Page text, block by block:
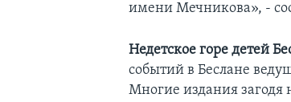
имени Мечникова», -
Недетское горе детей
событий в Беслане
Многие издания загодя